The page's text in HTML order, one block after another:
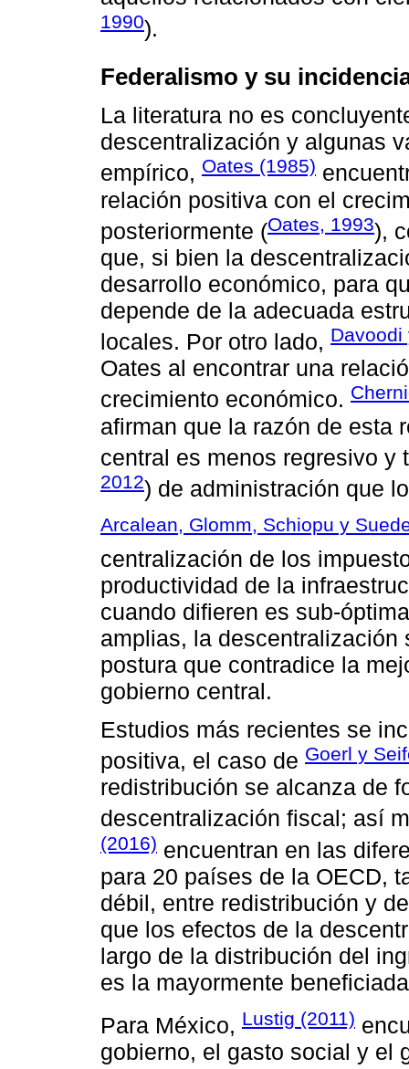
1990).
Federalismo y su
La literatura no es
descentralización y algunas
empírico, Oates (1985)
relación positiva con el
posteriormente (Oates, 1993),
que, si bien la
desarrollo económico, para
depende de la adecuada
locales. Por otro lado, Davoodi
Oates al encontrar una
crecimiento económico.
afirman que la razón de esta
central es menos regresivo y
2012) de administración que
Arcalean, Glomm, Schiopu y
centralización de los
productividad de la
cuando difieren es sub-
amplias, la
postura que contradice la
gobierno central.
Estudios más recientes se
positiva, el caso de Goerl y
redistribución se alcanza de
descentralización fiscal; así
(2016) encuentran en las
para 20 países de la OECD,
débil, entre redistribución y
que los efectos de la
largo de la distribución del
es la mayormente
Para México, Lustig (2011)
gobierno, el gasto social y el